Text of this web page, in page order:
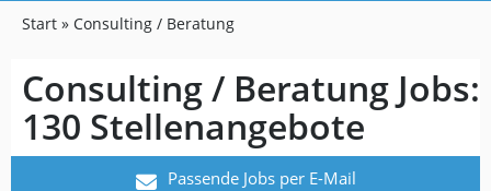
Start Consulting / Beratung
Consulting / Beratung Jobs:
130 Stellenangebote
Passende Jobs per E-Mail